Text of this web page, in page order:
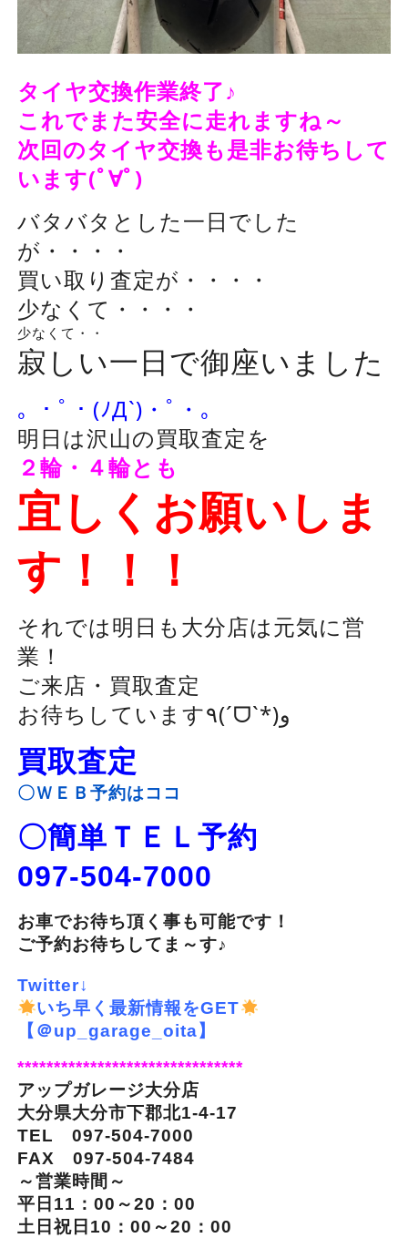
タイヤ交換作業終了♪
これでまた安全に走れますね～
次回のタイヤ交換も是非お待ちして
います(ﾟ∀ﾟ)
バタバタとした一日でした
が・・・・
買い取り査定が・・・・
少なくて・・・・
少なくて・・
寂しい一日で御座いました
｡ ・ﾟ・(ﾉД`)・ﾟ・｡
明日は沢山の買取査定を
２輪・４輪とも
宜しくお願いしま
す！！！
それでは明日も大分店は元気に営
業！
ご来店・買取査定
買取査定
〇ＷＥＢ予約はココ
〇簡単ＴＥＬ予約
097-504-7000
お車でお待ち頂く事も可能です！
ご予約お待ちしてま～す♪
Twitter↓
いち早く最新情報をGET
【＠up_garage_oita】
*******************************
アップガレージ大分店
大分県大分市下郡北1-4-17
TEL 097-504-7000
FAX 097-504-7484
～営業時間～
平日11：00～20：00
土日祝日10：00～20：00